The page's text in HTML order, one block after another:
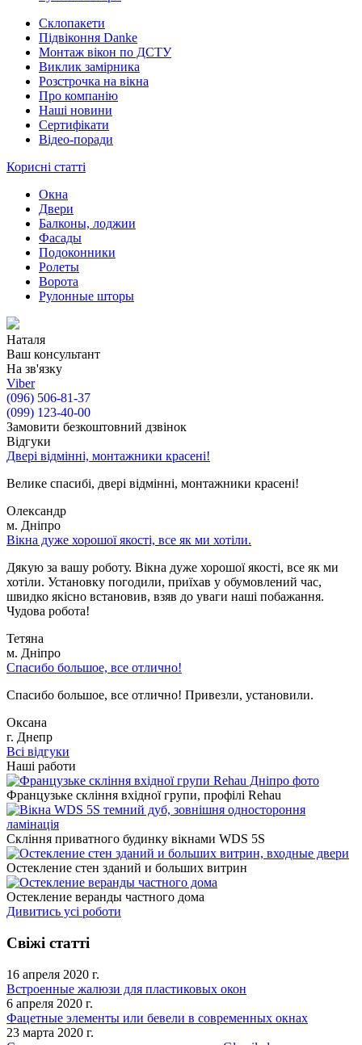
Склопакети
Підвіконня Danke
Монтаж вікон по ДСТУ
Виклик замірника
Розстрочка на вікна
Про компанію
Наші новини
Сертифікати
Відео-поради
Корисні статті
Окна
Двери
Балконы, лоджии
Фасады
Подоконники
Ролеты
Ворота
Рулонные шторы
Наталя
Ваш консультант
На зв'язку
Viber
(096) 506-81-37
(099) 123-40-00
Замовити безкоштовний дзвінок
Відгуки
Двері відмінні, монтажники красені!
Велике спасибі, двері відмінні, монтажники красені!
Олександр
м. Дніпро
Вікна дуже хорошої якості, все як ми хотіли.
Дякую за вашу роботу. Вікна дуже хорошої якості, все як ми
хотіли. Установку погодили, приїхав у обумовлений час,
швидко якісно встановив, взяв до уваги наші побажання.
Чудова робота!
Тетяна
м. Дніпро
Спасибо большое, все отлично!
Спасибо большое, все отлично! Привезли, установили.
Оксана
г. Днепр
Всі відгуки
Наші работи
Французьке скління вхідної групи, профілі Rehau
Скління приватного будинку вікнами WDS 5S
Остекление стен зданий и больших витрин
Остекление веранды частного дома
Дивитись усі роботи
Свіжі статті
16 апреля 2020 г.
Встроенные жалюзи для пластиковых окон
6 апреля 2020 г.
Фацетные элементы или бевели в современных окнах
23 марта 2020 г.